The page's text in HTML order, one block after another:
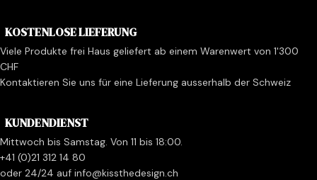
KOSTENLOSE LIEFERUNG
Viele Produkte frei Haus geliefert ab einem Warenwert von 1'300
CHF
Kontaktieren Sie uns für eine Lieferung ausserhalb der Schweiz
KUNDENDIENST
Mittwoch bis Samstag. Von 11 bis 18:00.
+41 (0)21 312 14 80
oder 24/24 auf info@kissthedesign.ch